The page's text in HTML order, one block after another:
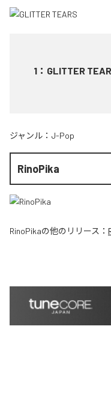
1 ： GLITTER
ジャンル： J-Pop
RinoPika
RinoPikaの他のリリース：